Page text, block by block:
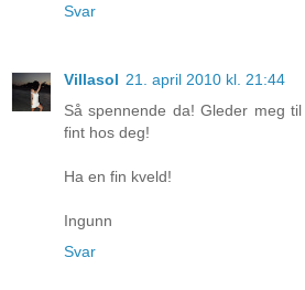
Svar
Villasol 21. april 2010 kl. 21:44
Så spennende da! Gleder meg
fint hos deg!
Ha en fin kveld!
Ingunn
Svar